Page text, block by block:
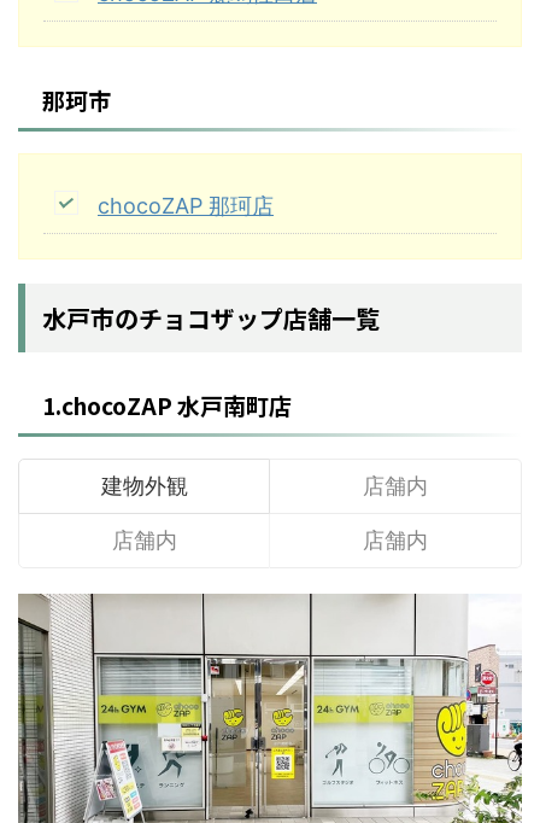
那珂市
chocoZAP 那珂店
水戸市のチョコザップ店舗一覧
1.chocoZAP 水戸南町店
建物外観 店舗内
店舗内 店舗内